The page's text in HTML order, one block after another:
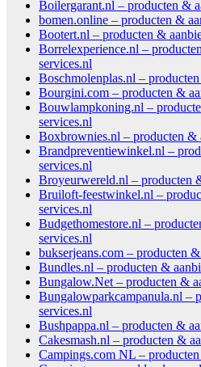
Boilergarant.nl – producten &
bomen.online – producten &
Bootert.nl – producten &
Borrelexperience.nl –
services.nl
Boschmolenplas.nl –
Bourgini.com – producten &
Bouwlampkoning.nl –
services.nl
Boxbrownies.nl – producten &
Brandpreventiewinkel.nl –
services.nl
Broyeurwereld.nl – producten
Bruiloft-feestwinkel.nl –
services.nl
Budgethomestore.nl –
services.nl
bukserjeans.com – producten
Bundles.nl – producten &
Bungalow.Net – producten &
Bungalowparkcampanula.nl –
services.nl
Bushpappa.nl – producten &
Cakesmash.nl – producten &
Campings.com NL –